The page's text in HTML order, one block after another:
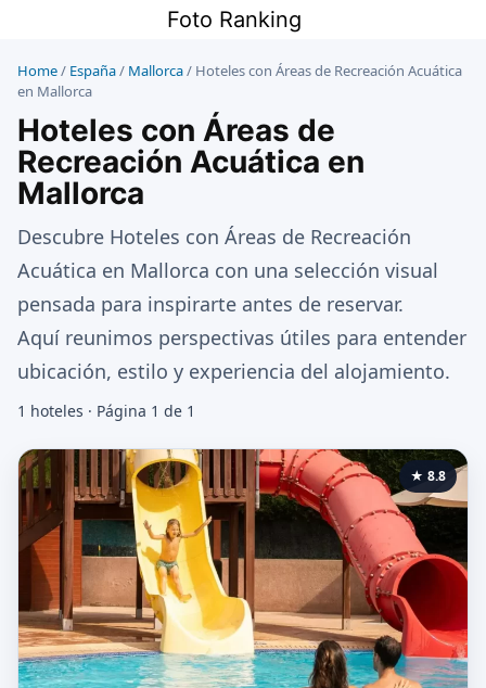
contenido
Foto Ranking
Home/ España/ Mallorca/ Hoteles con Áreas de Recreación Acuática
en Mallorca
Hoteles con Áreas de
Recreación Acuática en
Mallorca
Descubre Hoteles con Áreas de Recreación
Acuática en Mallorca con una selección visual
pensada para inspirarte antes de reservar.
Aquí reunimos perspectivas útiles para entender
ubicación, estilo y experiencia del alojamiento.
1 hoteles · Página 1 de 1
★ 8.8